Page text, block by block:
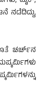
ನಡೆದಿದ್ದು,
ಚರ್ಚ್‌ನ